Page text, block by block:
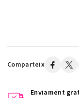
Comparteix
Enviament